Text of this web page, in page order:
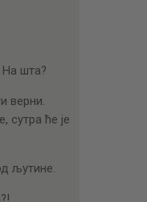
шта?
верни.
сутра ће је
љутине.